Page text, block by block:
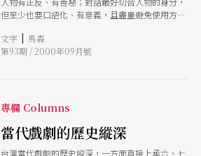
但至少也要口語化、有意義，且盡量避免使用方
的表演混合史坦尼拉夫斯基和傳統戲曲的表演方
式，半生活化，半誇大化。
文字 | 馬森
第93期 / 2000年09月號
專欄 Columns
當代戲劇的歷史縱深
台灣當代戲劇的歷史縱深，一方面直接上承六、七